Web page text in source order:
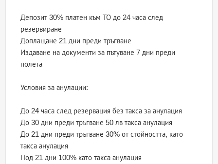
Депозит 30% платен към ТО до 24 часа след
резервиране
Доплащане 21 дни преди тръгване
Издаване на документи за пътуване 7 дни преди
полета
Условия за анулации:
До 24 часа след резервация без такса за анулация
До 30 дни преди тръгване 50 лв такса анулация
До 21 дни преди тръгване 30% от стойността, като
такса анулация
Под 21 дни 100% като такса анулация